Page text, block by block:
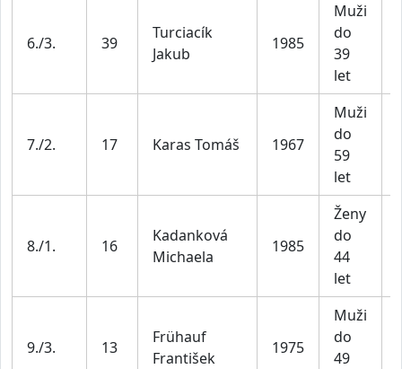
6./3. 39
Turciacík
Jakub
1985
Muži
do
39
let
7./2. 17 Karas Tomáš 1967
Muži
do
59
let
8./1. 16
Kadanková
Michaela
1985
Ženy
do
44
let
9./3. 13
Frühauf
František
1975
Muži
do
49